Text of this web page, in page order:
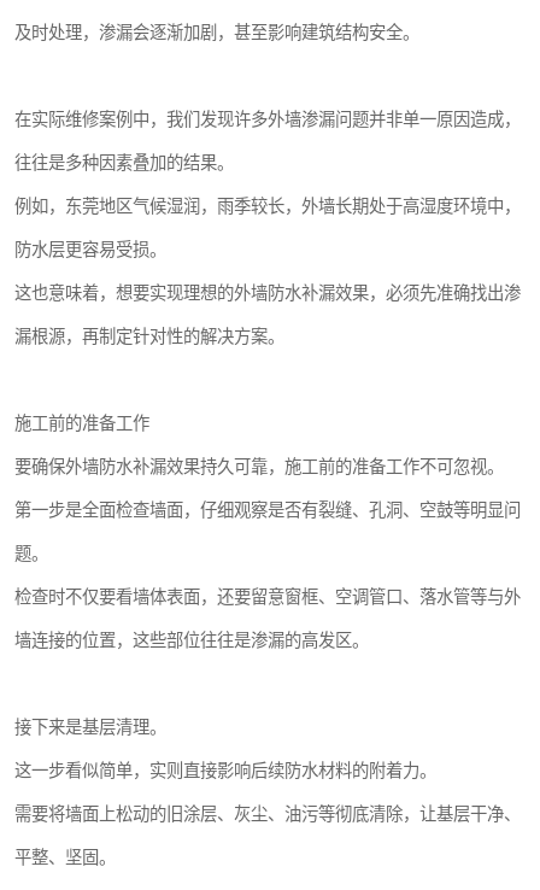
及时处理，渗漏会逐渐加剧，甚至影响建筑结构安全。
在实际维修案例中，我们发现许多外墙渗漏问题并非单一原因造成，
往往是多种因素叠加的结果。
例如，东莞地区气候湿润，雨季较长，外墙长期处于高湿度环境中，
防水层更容易受损。
这也意味着，想要实现理想的外墙防水补漏效果，必须先准确找出渗
漏根源，再制定针对性的解决方案。
施工前的准备工作
要确保外墙防水补漏效果持久可靠，施工前的准备工作不可忽视。
第一步是全面检查墙面，仔细观察是否有裂缝、孔洞、空鼓等明显问
题。
检查时不仅要看墙体表面，还要留意窗框、空调管口、落水管等与外
墙连接的位置，这些部位往往是渗漏的高发区。
接下来是基层清理。
这一步看似简单，实则直接影响后续防水材料的附着力。
需要将墙面上松动的旧涂层、灰尘、油污等彻底清除，让基层干净、
平整、坚固。